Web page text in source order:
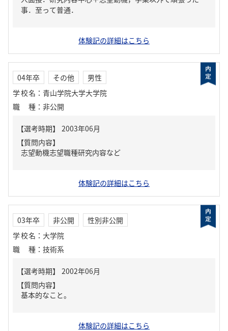
事．至って普通．
体験記の詳細はこちら
04年卒 その他
男性
学校名 ： 青山学院大学大学院
職種 ： 非公開
【質問内容】
志望動機志望職種研究内容など
体験記の詳細はこちら
03年卒 非公開
性別非公開
学校名 ： 大学院
職種 ： 技術系
【質問内容】
基本的なこと。
体験記の詳細はこちら